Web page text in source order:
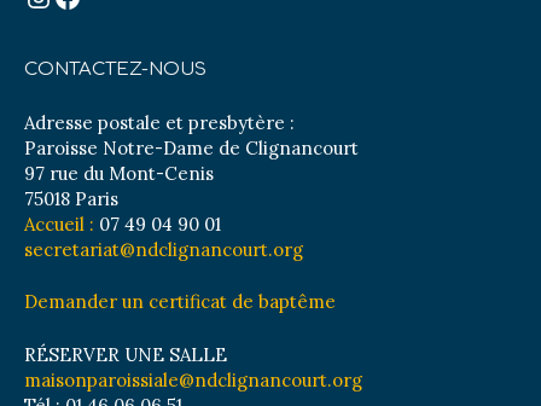
CONTACTEZ-NOUS
Adresse postale et presbytère :
Paroisse Notre-Dame de Clignancourt
97 rue du Mont-Cenis
75018 Paris
Accueil : 07 49 04 90 01
secretariat@ndclignancourt.org
Demander un certificat de baptême
RÉSERVER UNE SALLE
maisonparoissiale@ndclignancourt.org